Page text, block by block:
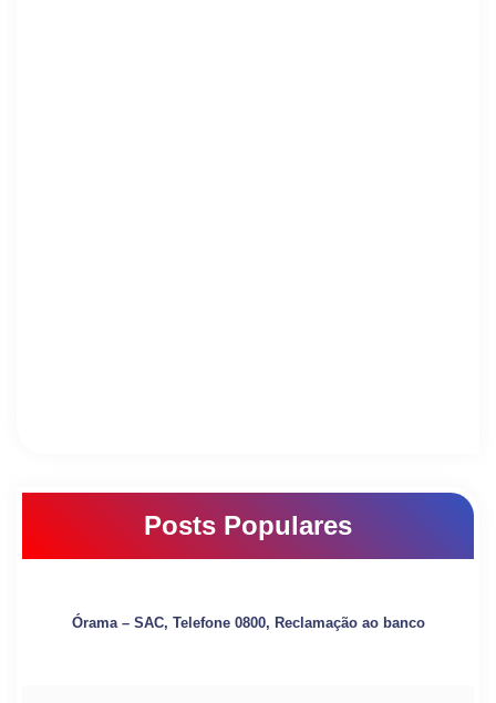
Posts Populares
Órama – SAC, Telefone 0800, Reclamação ao banco